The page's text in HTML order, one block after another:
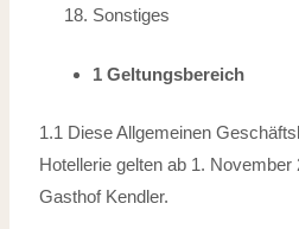
Sonstiges
1 Geltungsbereich
1.1 Diese Allgemeinen
Hotellerie gelten ab 1.
Gasthof Kendler.